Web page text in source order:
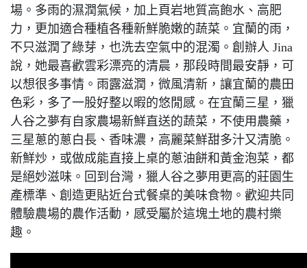
場。多雨的濕潤氣候，加上頁岩地質高飽水、高肥
力，更加適合種植各種新鮮脆嫩的蔬菜。宜蘭的雨，
不只滋潤了綠芽，也洗去空氣中的混濁。創辦人 Jina
說，她最喜歡雲彩漂亮的清晨，那段時間最安靜，可
以想很多事情。雨露滋潤，微風清新，讓宜蘭的農田
色彩，多了一股好整以暇的悠閒感。在宜蘭三星，獵
人谷之夢有自家農場新鮮直送的蔬菜，不使用農藥，
三星蔥的蔥白長、香味濃，高麗菜鮮甜多汁又清脆。
新鮮炒，或做成能直接上桌的蔥油餅和黃金泡菜，都
是絕妙滋味。回到台灣，獵人谷之夢用更高的莊園生
產標準、創造更貼近台式餐桌的美味食物。歡迎共同
體驗農場的農作活動，感受屬於這塊土地的農村樂
趣。